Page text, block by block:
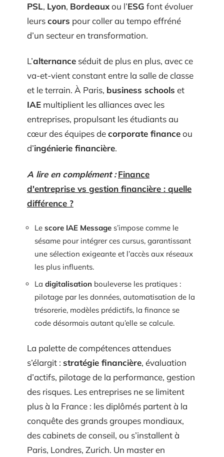
PSL, Lyon, Bordeauxou l’ESG font évoluer
leurscours pour coller au tempo effréné
d’un secteur en transformation.
L’alternance séduit de plus en plus, avec ce
va-et-vient constant entre la salle de classe
et le terrain. À Paris, business schools et
IAE multiplient les alliances avec les
entreprises, propulsant les étudiants au
cœur des équipes decorporate financeou
d’ingénierie financière.
A lire en complément : Finance
d'entreprise vs gestion financière : quelle
différence ?
Le score IAE Message s’impose comme le
sésame pour intégrer ces cursus, garantissant
une sélection exigeante et l’accès aux réseaux
les plus influents.
La digitalisation bouleverse les pratiques :
pilotage par les données, automatisation de la
trésorerie, modèles prédictifs, la finance se
code désormais autant qu’elle se calcule.
La palette de compétences attendues
s’élargit : stratégie financière, évaluation
d’actifs, pilotage de la performance, gestion
des risques. Les entreprises ne se limitent
plus à la France : les diplômés partent à la
conquête des grands groupes mondiaux,
des cabinets de conseil, ou s’installent à
Paris, Londres, Zurich. Un master en